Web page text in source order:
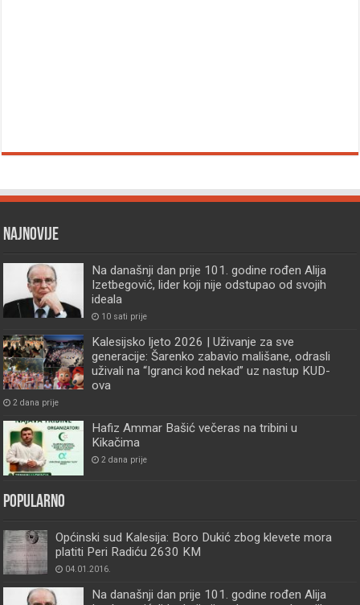
Najnovije
Na današnji dan prije 101. godine rođen Alija
Izetbegović, lider koji nije odstupao od svojih
ideala
10 sati prije
Kalesijsko ljeto 2026 | Uživanje za sve
generacije: Šarenko zabavio mališane, odrasli
uživali na “Igranci kod nekad” uz nastup KUD-
ova
2 dana prije
Hafiz Ammar Bašić večeras na tribini u
Kikačima
2 dana prije
Popularno
Općinski sud Kalesija: Boro Dukić zbog klevete mora
platiti Peri Radiću 2630 KM
04.01.2016.
Na današnji dan prije 101. godine rođen Alija